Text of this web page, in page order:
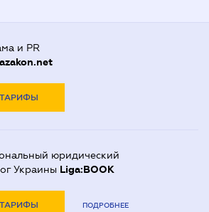
и PR
ТАРИФЫ
юридический
Украины Liga:BOOK
ТАРИФЫ ПОДРОБНЕЕ